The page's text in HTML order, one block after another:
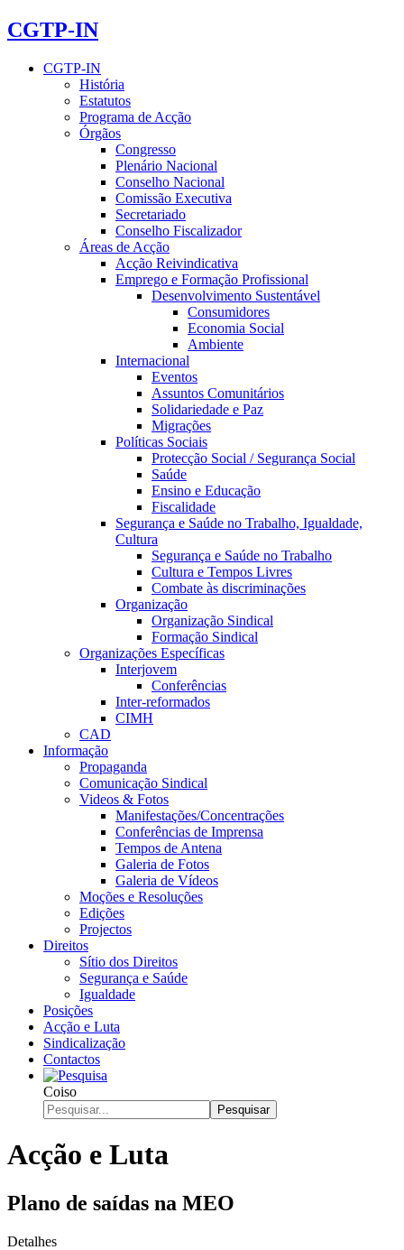
CGTP-IN
CGTP-IN
História
Estatutos
Programa de Acção
Órgãos
Congresso
Plenário Nacional
Conselho Nacional
Comissão Executiva
Secretariado
Conselho Fiscalizador
Áreas de Acção
Acção Reivindicativa
Emprego e Formação Profissional
Desenvolvimento Sustentável
Consumidores
Economia Social
Ambiente
Internacional
Eventos
Assuntos Comunitários
Solidariedade e Paz
Migrações
Políticas Sociais
Protecção Social / Segurança Social
Saúde
Ensino e Educação
Fiscalidade
Segurança e Saúde no Trabalho, Igualdade,
Cultura
Segurança e Saúde no Trabalho
Cultura e Tempos Livres
Combate às discriminações
Organização
Organização Sindical
Formação Sindical
Organizações Específicas
Interjovem
Conferências
Inter-reformados
CIMH
CAD
Informação
Propaganda
Comunicação Sindical
Videos & Fotos
Manifestações/Concentrações
Conferências de Imprensa
Tempos de Antena
Galeria de Fotos
Galeria de Vídeos
Moções e Resoluções
Edições
Projectos
Direitos
Sítio dos Direitos
Segurança e Saúde
Igualdade
Posições
Acção e Luta
Sindicalização
Contactos
Coiso
Pesquisar
Acção e Luta
Plano de saídas na MEO
Detalhes